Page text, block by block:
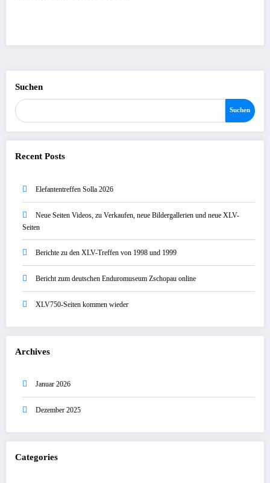
Suchen
Suchen
Recent Posts
Elefantentreffen Solla 2026
Neue Seiten Videos, zu Verkaufen, neue Bildergallerien und neue XLV-
Seiten
Berichte zu den XLV-Treffen von 1998 und 1999
Bericht zum deutschen Enduromuseum Zschopau online
XLV750-Seiten kommen wieder
Archives
Januar 2026
Dezember 2025
Categories